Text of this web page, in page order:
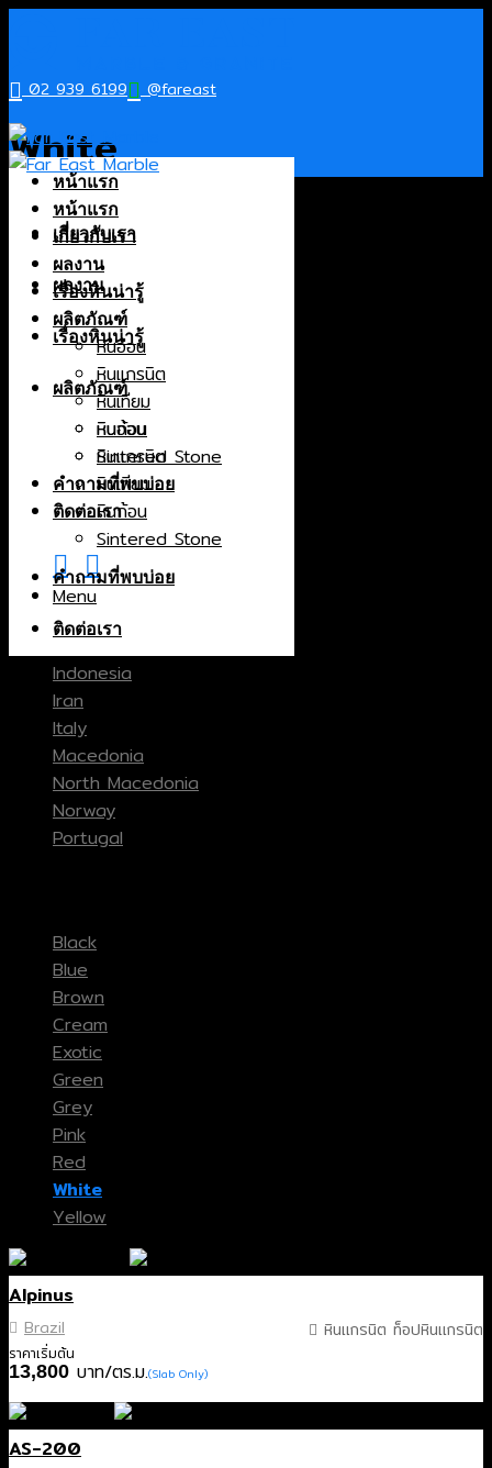
content
02 939 6199 @fareast
หน้าแรก
เกี่ยวกับเรา
ผลงาน
เรื่องหินน่ารู้
ผลิตภัณฑ์
หินอ่อน
หินแกรนิต
หินเทียม
หินก้อน
Sintered Stone
คำถามที่พบบ่อย
ติดต่อเรา
Menu
หน้าแรก
เกี่ยวกับเรา
ผลงาน
เรื่องหินน่ารู้
ผลิตภัณฑ์
หินอ่อน
หินแกรนิต
หินเทียม
หินก้อน
Sintered Stone
คำถามที่พบบ่อย
ติดต่อเรา
White
Products
หินอ่อน
หินแกรนิต
หินเทียม
หินก้อน
Sintered Stone
Origin
Brazil
Canada
China
Greece
India
Indonesia
Iran
Italy
Macedonia
North Macedonia
Norway
Portugal
Black
Blue
Brown
Cream
Exotic
Green
Grey
Pink
Red
White
Yellow
หินแกรนิต ท็อปหินแกรนิต
Alpinus
Brazil
ราคาเริ่มต้น
13,800 บาท/ตร.ม.(Slab Only)
AS-200